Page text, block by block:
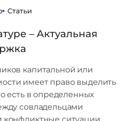
Статьи
– Актуальная
капитальной или
имеет право выделить
есть в определенных
совладельцами